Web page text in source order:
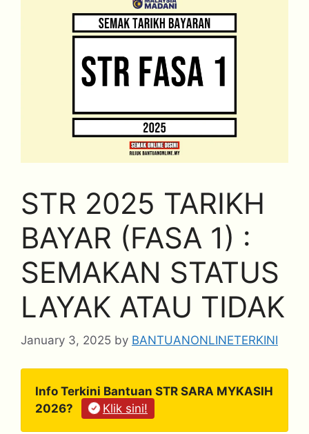
STR 2025 TARIKH
BAYAR (FASA 1) :
SEMAKAN STATUS
LAYAK ATAU TIDAK
January 3, 2025 by BANTUANONLINETERKINI
Info Terkini Bantuan STR SARA MYKASIH
2026?
Klik sini!